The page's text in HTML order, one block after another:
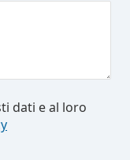
dati e al loro